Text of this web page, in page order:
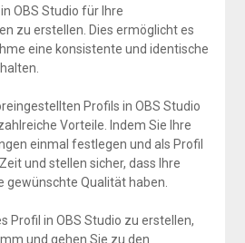
OBS Studio für Ihre
zu erstellen. Dies ermöglicht es
eine konsistente und identische
Profils in OBS Studio
Vorteile. Indem Sie Ihre
einmal festlegen und als Profil
und stellen sicher, dass Ihre
Qualität haben.
Profil in OBS Studio zu erstellen,
und gehen Sie zu den